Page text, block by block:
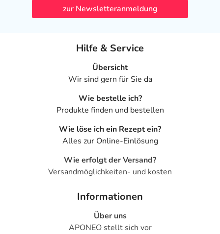
zur Newsletteranmeldung
Hilfe & Service
Übersicht
Wir sind gern für Sie da
Wie bestelle ich?
Produkte finden und bestellen
Wie löse ich ein Rezept ein?
Alles zur Online-Einlösung
Wie erfolgt der Versand?
Versandmöglichkeiten- und kosten
Informationen
Über uns
APONEO stellt sich vor